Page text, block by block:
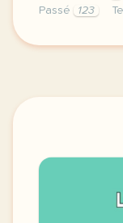
Passé
123
image